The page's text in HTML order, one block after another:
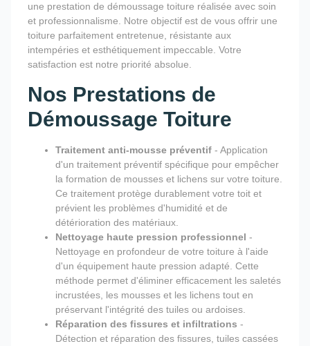
une prestation de démoussage toiture réalisée avec soin
et professionnalisme. Notre objectif est de vous offrir une
toiture parfaitement entretenue, résistante aux
intempéries et esthétiquement impeccable. Votre
satisfaction est notre priorité absolue.
Nos Prestations de
Démoussage Toiture
Traitement anti-mousse préventif - Application
d'un traitement préventif spécifique pour empêcher
la formation de mousses et lichens sur votre toiture.
Ce traitement protège durablement votre toit et
prévient les problèmes d'humidité et de
détérioration des matériaux.
Nettoyage haute pression professionnel -
Nettoyage en profondeur de votre toiture à l'aide
d'un équipement haute pression adapté. Cette
méthode permet d'éliminer efficacement les saletés
incrustées, les mousses et les lichens tout en
préservant l'intégrité des tuiles ou ardoises.
Réparation des fissures et infiltrations -
Détection et réparation des fissures, tuiles cassées